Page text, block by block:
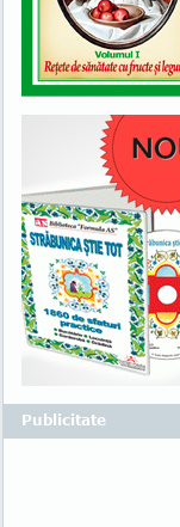
Publicitate